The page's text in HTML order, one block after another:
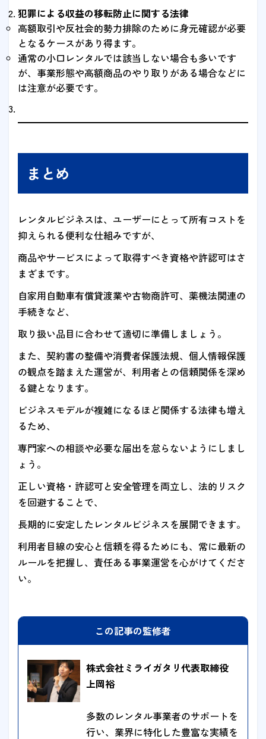
犯罪による収益の移転防止に関する法律
高額取引や反社会的勢力排除のために身元確認が必要
となるケースがあり得ます。
通常の小口レンタルでは該当しない場合も多いです
が、事業形態や高額商品のやり取りがある場合などに
は注意が必要です。
まとめ
レンタルビジネスは、ユーザーにとって所有コストを
抑えられる便利な仕組みですが、
商品やサービスによって取得すべき資格や許認可はさ
まざまです。
自家用自動車有償貸渡業や古物商許可、薬機法関連の
手続きなど、
取り扱い品目に合わせて適切に準備しましょう。
また、契約書の整備や消費者保護法規、個人情報保護
の観点を踏まえた運営が、利用者との信頼関係を深め
る鍵となります。
ビジネスモデルが複雑になるほど関係する法律も増え
るため、
専門家への相談や必要な届出を怠らないようにしまし
ょう。
正しい資格・許認可と安全管理を両立し、法的リスク
を回避することで、
長期的に安定したレンタルビジネスを展開できます。
利用者目線の安心と信頼を得るためにも、常に最新の
ルールを把握し、責任ある事業運営を心がけてくださ
い。
この記事の監修者
株式会社ミライガタリ代表取締役
上岡裕
多数のレンタル事業者のサポートを
行い、業界に特化した豊富な実績を